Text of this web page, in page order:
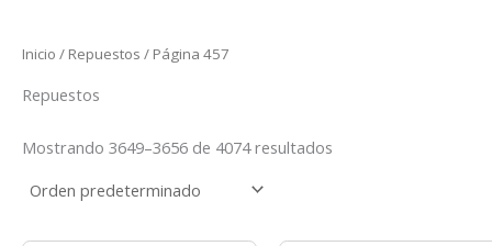
Inicio / Repuestos / Página 457
Repuestos
Mostrando 3649–3656 de 4074 resultados